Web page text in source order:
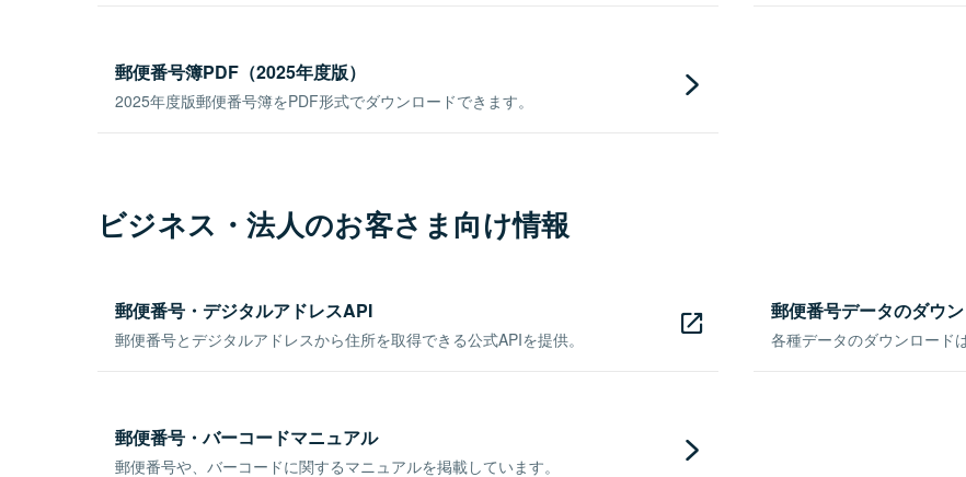
郵便番号簿PDF（2025年度版）
2025年度版郵便番号簿をPDF形式でダウンロードできます。
ビジネス・法人のお客さま向け情報
郵便番号・デジタルアドレスAPI
郵便番号とデジタルアドレスから住所を取得できる公式APIを提供。
郵便番号データのダウ
各種データのダウンロード
郵便番号・バーコードマニュアル
郵便番号や、バーコードに関するマニュアルを掲載しています。